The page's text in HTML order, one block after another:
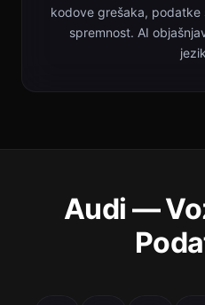
kodove grešaka, podatke
spremnost. AI
Audi —